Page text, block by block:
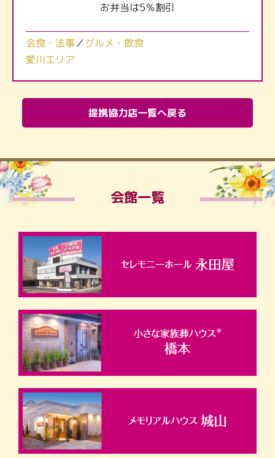
お弁当は5％割引
会食・法事／ グルメ・飲食
愛川エリア
提携協力店一覧へ戻る
会館一覧